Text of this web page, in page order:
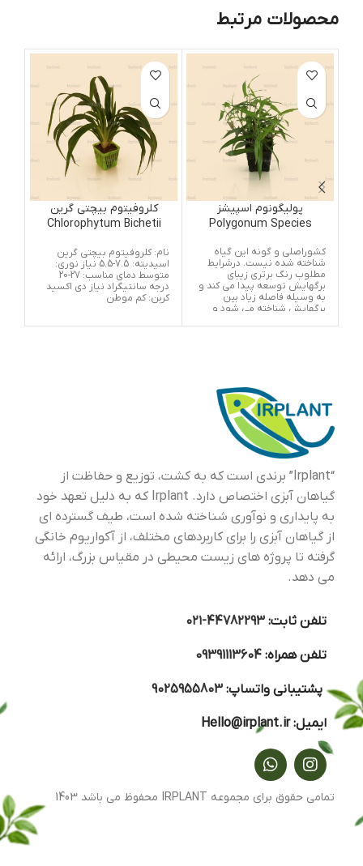
محصولات مرتبط
پولیگونوم اسپیشز
Polygonum Species
کشوراصلی و گونه این گیاه
شناخته شده نیست. درشرایط
مطلوب رنگ برتری زیبای
برگهایش توسعه پیدا می کند و
به وسیله فاصله زیاد بین
برگهایش شناخته می شود و
رشد می کند.خانواده
گونه یکی از معروفترین گیاهان
زیرآبی حقیقی است. اگرچه
بعضی گاهی اوقات در آکواریوم
های سرباز بالای سطح آب رشد
می کند. این گیاه بیشترین
تاثیرتزیینی خود را زمانی که در
گروههای کوچک کاشته می شود،
در آکواریو م می گذارد.
کلروفیتوم بیچتی گرین
Chlorophytum Bichetii
نام: کلروفیتوم بیچتی گرین
اسیدیته: 7.5-5.5 نیاز نوری:
متوسط دمای مناسب: 27-20
درجه سانتیگراد نیاز دی اکسید
کربن: کم موطن
“Irplant” برندی است که به کشت، توزیع و حفاظت از
گیاهان آبزی اختصاص دارد. Irplant که به دلیل تعهد خود
به پایداری و نوآوری شناخته شده است، طیف گسترده ای
از گیاهان آبزی را برای کاربردهای مختلف، از آکواریوم خانگی
گرفته تا پروژه های زیست محیطی در مقیاس بزرگ، ارائه
می دهد.
تلفن ثابت:44782293-۰۲۱
تلفن همراه:09391113604
پشتیبانی واتساپ:9025955803
ایمیل:Hello@irplant.ir
تمامی حقوق برای مجموعه IRPLANT محفوظ می باشد 1403